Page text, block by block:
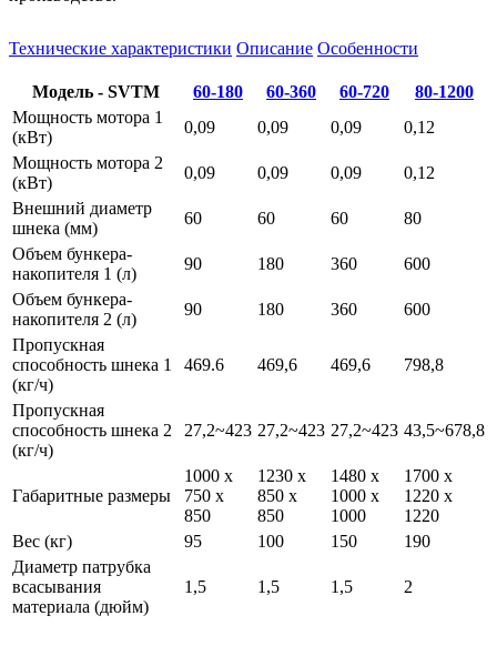
Технические характеристики Описание Особенности
Модель - SVTM 60-180 60-360 60-720
80-1200
Мощность мотора 1
(кВт)
0,09 0,09 0,09
0,12
Мощность мотора 2
(кВт)
0,09 0,09 0,09
0,12
Внешний диаметр
шнека (мм)
60 60 60
80
Объем бункера-
накопителя 1 (л)
90 180 360
600
Объем бункера-
накопителя 2 (л)
90 180 360
600
Пропускная
способность шнека 1
(кг/ч)
469.6 469,6 469,6 798,8
Пропускная
способность шнека 2
(кг/ч)
27,2~423 27,2~423 27,2~423 43,5~678,8
Габаритные размеры
1000 х
750 х
850
1230 х
850 х
850
1480 х
1000 х
1000
1700 х
1220 х
1220
Вес (кг)
95 100 150
190
Диаметр патрубка
всасывания
материала (дюйм)
1,5 1,5 1,5 2